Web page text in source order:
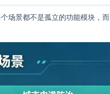
场景都不是孤立的功能模块，